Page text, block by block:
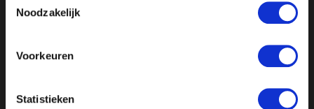
Noodzakelijk
Voorkeuren
Statistieken